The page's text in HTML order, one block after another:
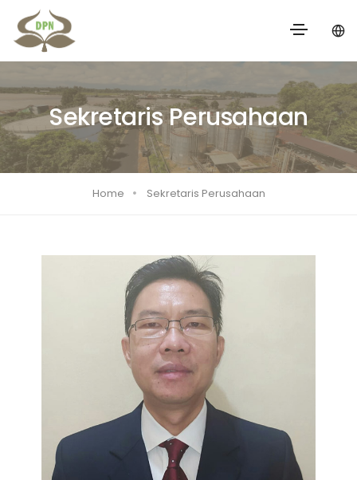
Sekretaris Perusahaan
Home Sekretaris Perusahaan